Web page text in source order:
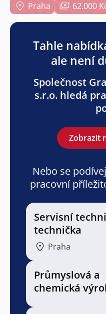
Praha 62.000
Tahle
ale není
Společnost
s.r.o. hledá
Zobrazit
Nebo se
pracovní
Servisní
technička
Praha
Průmyslová a
chemická